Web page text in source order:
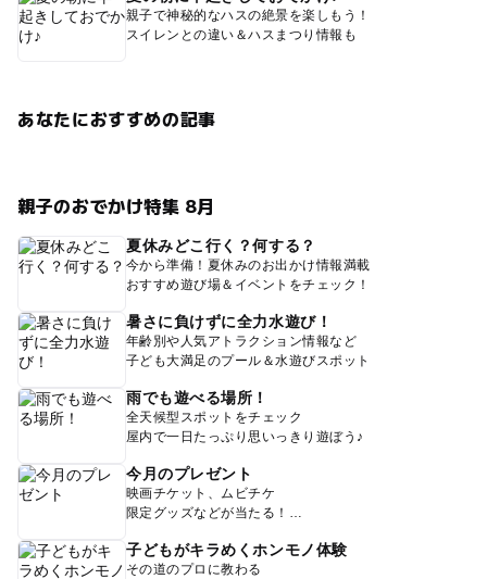
親子で神秘的なハスの絶景を楽しもう！
スイレンとの違い＆ハスまつり情報も
あなたにおすすめの記事
親子のおでかけ特集 8月
夏休みどこ行く？何する？
今から準備！夏休みのお出かけ情報満載
おすすめ遊び場＆イベントをチェック！
暑さに負けずに全力水遊び！
年齢別や人気アトラクション情報など
子ども大満足のプール＆水遊びスポット
雨でも遊べる場所！
全天候型スポットをチェック
屋内で一日たっぷり思いっきり遊ぼう♪
今月のプレゼント
映画チケット、ムビチケ
限定グッズなどが当たる！
子どもがキラめくホンモノ体験
その道のプロに教わる